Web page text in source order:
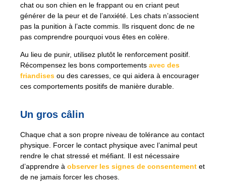
chat ou son chien en le frappant ou en criant peut
générer de la peur et de l’anxiété. Les chats n’associent
pas la punition à l’acte commis. Ils risquent donc de ne
pas comprendre pourquoi vous êtes en colère.
Au lieu de punir, utilisez plutôt le renforcement positif.
Récompensez les bons comportements avec des
friandises ou des caresses, ce qui aidera à encourager
ces comportements positifs de manière durable.
Un gros câlin
Chaque chat a son propre niveau de tolérance au contact
physique. Forcer le contact physique avec l’animal peut
rendre le chat stressé et méfiant. Il est nécessaire
d’apprendre à observer les signes de consentement et
de ne jamais forcer les choses.